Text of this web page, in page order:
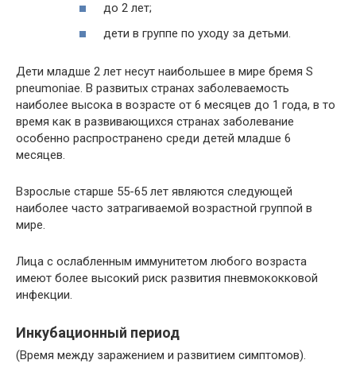
до 2 лет;
дети в группе по уходу за детьми.
Дети младше 2 лет несут наибольшее в мире бремя S
pneumoniae. В развитых странах заболеваемость
наиболее высока в возрасте от 6 месяцев до 1 года, в то
время как в развивающихся странах заболевание
особенно распространено среди детей младше 6
месяцев.
Взрослые старше 55-65 лет являются следующей
наиболее часто затрагиваемой возрастной группой в
мире.
Лица с ослабленным иммунитетом любого возраста
имеют более высокий риск развития пневмококковой
инфекции.
Инкубационный период
(Время между заражением и развитием симптомов).